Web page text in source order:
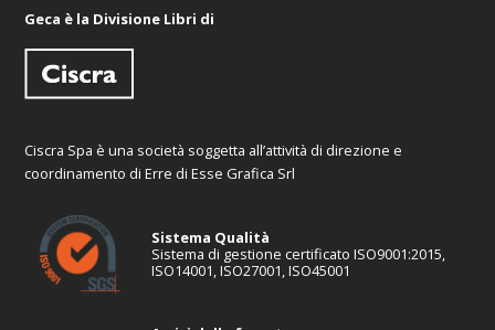
Geca è la Divisione Libri di
Ciscra Spa è una società soggetta all’attività di direzione e
coordinamento di Erre di Esse Grafica Srl
Sistema Qualità
Sistema di gestione certificato ISO9001:2015,
ISO14001, ISO27001, ISO45001